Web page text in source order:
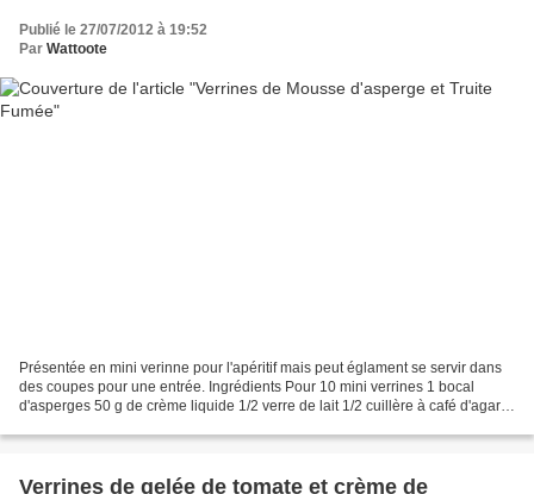
Publié le 27/07/2012 à 19:52
Par Wattoote
Présentée en mini verinne pour l'apéritif mais peut églament se servir dans
des coupes pour une entrée. Ingrédients Pour 10 mini verrines 1 bocal
d'asperges 50 g de crème liquide 1/2 verre de lait 1/2 cuillère à café d'agar
Verrines de gelée de tomate et crème de